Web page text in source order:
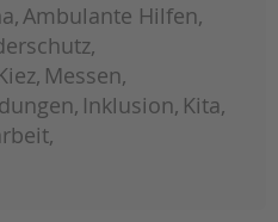
Ambulante Hilfen
Messen
Inklusion Kita